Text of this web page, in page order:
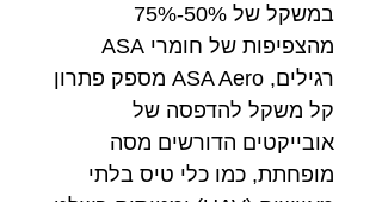
במשקל של 50%-75%
מהצפיפות של חומרי ASA
רגילים, ASA Aero מספק פתרון
קל משקל להדפסה של
אובייקטים הדורשים מסה
מופחתת, כמו כלי טיס בלתי